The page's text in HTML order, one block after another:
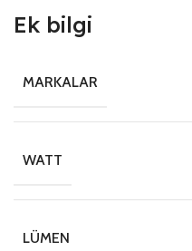
Ek bilgi
MARKALAR
WATT
LÜMEN